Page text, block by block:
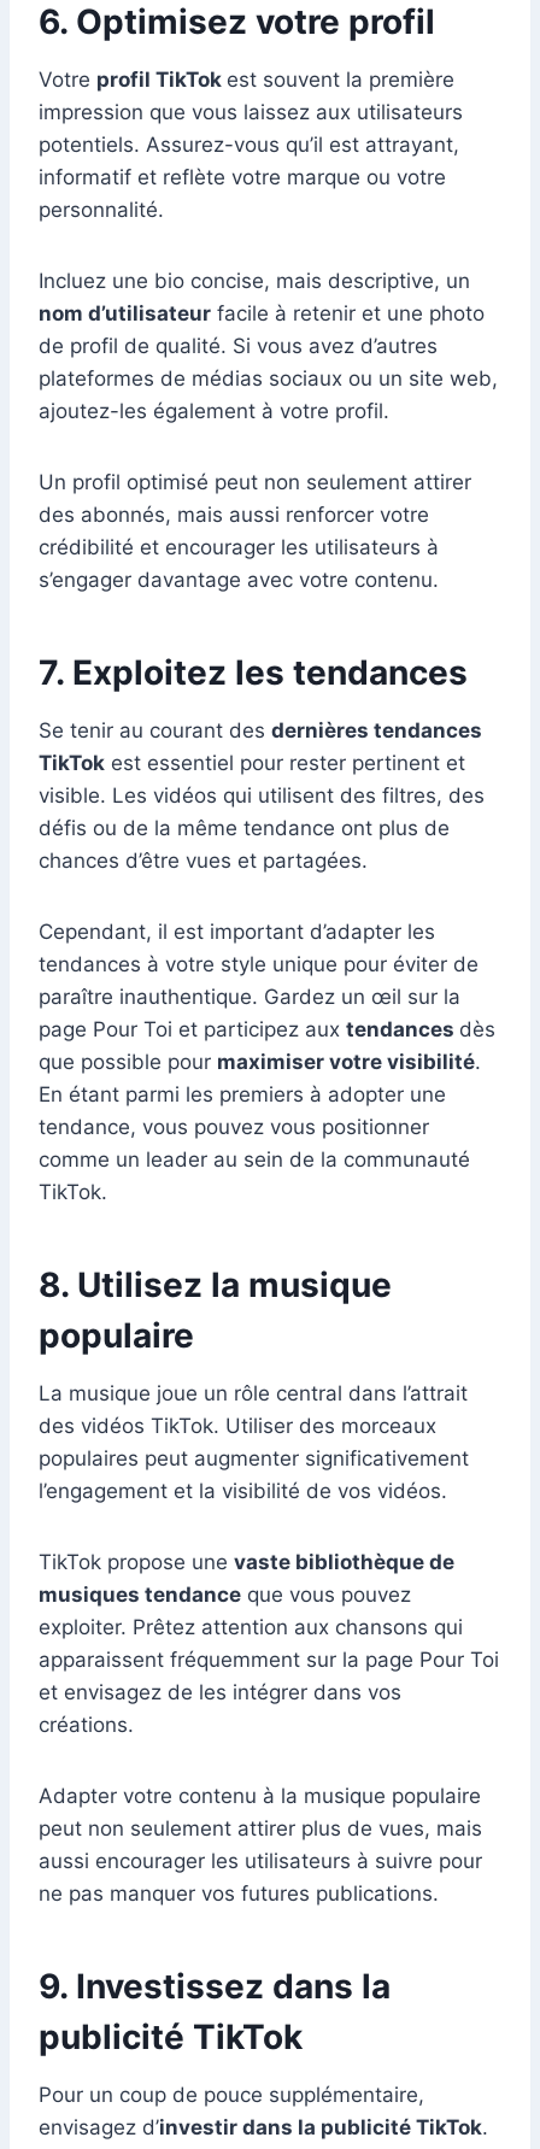
6. Optimisez votre profil
Votre profil TikTok est souvent la première
impression que vous laissez aux utilisateurs
potentiels. Assurez-vous qu’il est attrayant,
informatif et reflète votre marque ou votre
personnalité.
Incluez une bio concise, mais descriptive, un
nom d’utilisateur facile à retenir et une photo
de profil de qualité. Si vous avez d’autres
plateformes de médias sociaux ou un site web,
ajoutez-les également à votre profil.
Un profil optimisé peut non seulement attirer
des abonnés, mais aussi renforcer votre
crédibilité et encourager les utilisateurs à
s’engager davantage avec votre contenu.
7. Exploitez les tendances
Se tenir au courant des dernières tendances
TikTok est essentiel pour rester pertinent et
visible. Les vidéos qui utilisent des filtres, des
défis ou de la même tendance ont plus de
chances d’être vues et partagées.
Cependant, il est important d’adapter les
tendances à votre style unique pour éviter de
paraître inauthentique. Gardez un œil sur la
page Pour Toi et participez aux tendances dès
que possible pour maximiser votre visibilité.
En étant parmi les premiers à adopter une
tendance, vous pouvez vous positionner
comme un leader au sein de la communauté
TikTok.
8. Utilisez la musique
populaire
La musique joue un rôle central dans l’attrait
des vidéos TikTok. Utiliser des morceaux
populaires peut augmenter significativement
l’engagement et la visibilité de vos vidéos.
TikTok propose une vaste bibliothèque de
musiques tendance que vous pouvez
exploiter. Prêtez attention aux chansons qui
apparaissent fréquemment sur la page Pour Toi
et envisagez de les intégrer dans vos
créations.
Adapter votre contenu à la musique populaire
peut non seulement attirer plus de vues, mais
aussi encourager les utilisateurs à suivre pour
ne pas manquer vos futures publications.
9. Investissez dans la
publicité TikTok
Pour un coup de pouce supplémentaire,
envisagez d’investir dans la publicité TikTok.